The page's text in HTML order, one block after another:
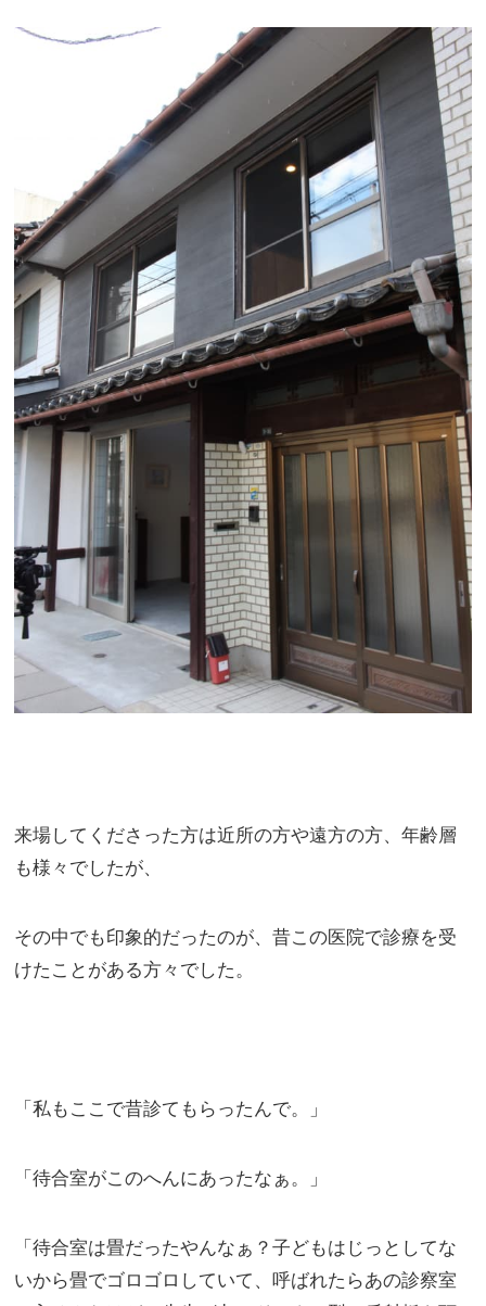
来場してくださった方は近所の方や遠方の方、年齢層
も様々でしたが、
その中でも印象的だったのが、昔この医院で診療を受
けたことがある方々でした。
「私もここで昔診てもらったんで。」
「待合室がこのへんにあったなぁ。」
「待合室は畳だったやんなぁ？子どもはじっとしてな
いから畳でゴロゴロしていて、呼ばれたらあの診察室